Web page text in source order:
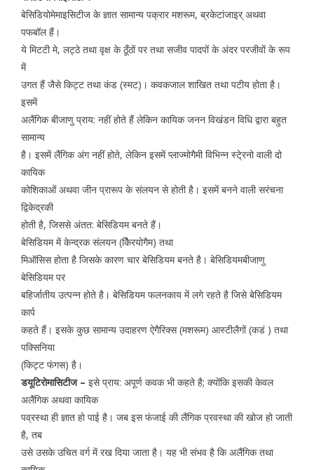
बेसिडियोमेमाइसिटीज के ज्ञात सामान्य पक्रार मशरूम, ब्रकेटांजाइर् अथवा
पफबॉल हैं।
ये मिटटी मे, लट्ठे तथा वृक्ष के ठूँठों पर तथा सजीव पादपों के अंदर परजीवाें के रूप
में
उगत हैं जैसे किट्ट तथा कंड (स्मट)। कवकजाल शाखित तथा पटीय होता है।
इसमें
अलैंगिक बीजाणु प्राय: नहीं होते हैं लेकिन कायिक जनन विखंडन विधि द्वारा बहुत
सामान्य
है। इसमें लैंगिक अंग नहीं होते, लेकिन इसमें प्लाज्मोगैमी विभिन्न स्टे्रनो वाली दो
कायिक
कोशिकाओं अथवा जीन प्रारूप के संलयन से होती है। इसमें बनने वाली सरंचना
द्विकेद्रकी
होती है, जिससे अंतत: बेसिडियम बनते हैं।
बेसिडियम में केन्द्रक संलयन (कैिरयोगैम) तथा
मिऑसिस होता है जिसके कारण चार बेसिडियम बनते है। बेसिडियमबीजाणु
बेसिडियम पर
बहिर्जातीय उत्पन्न होते है। बेसिडियम फलनकाय में लगे रहते है जिसे बेसिडियम
कार्प
कहते हैं। इसके कुछ सामान्य उदाहरण ऐगैरिक्स (मशरूम) आस्टीलैगों (कडं ) तथा
पक्सिनिया
(किट्ट फंगस) है।
डयूटिरोमासिटीज – इसे प्राय: अपूर्ण कवक भी कहते है; क्योंकि इसकी केवल
अलैंगिक अथवा कायिक
पव्रस्था ही ज्ञात हाे पाई है। जब इस फंजाई की लैंगिक प्रवस्था की खोज हो जाती
है, तब
उसे उसके उचित वर्ग में रख दिया जाता है। यह भी संभव है कि अलैंगिक तथा